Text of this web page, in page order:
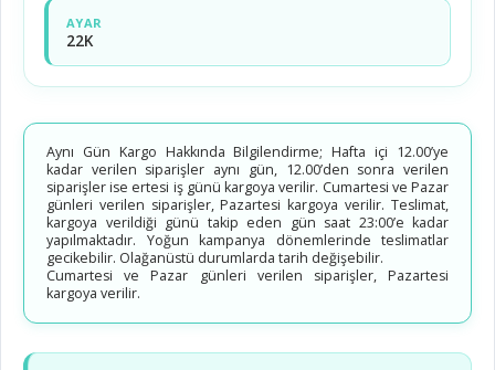
AYAR
22K
Aynı Gün Kargo Hakkında Bilgilendirme; Hafta içi 12.00’ye
kadar verilen siparişler aynı gün, 12.00’den sonra verilen
siparişler ise ertesi iş günü kargoya verilir. Cumartesi ve Pazar
günleri verilen siparişler, Pazartesi kargoya verilir. Teslimat,
kargoya verildiği günü takip eden gün saat 23:00’e kadar
yapılmaktadır. Yoğun kampanya dönemlerinde teslimatlar
gecikebilir. Olağanüstü durumlarda tarih değişebilir.
Cumartesi ve Pazar günleri verilen siparişler, Pazartesi
kargoya verilir.